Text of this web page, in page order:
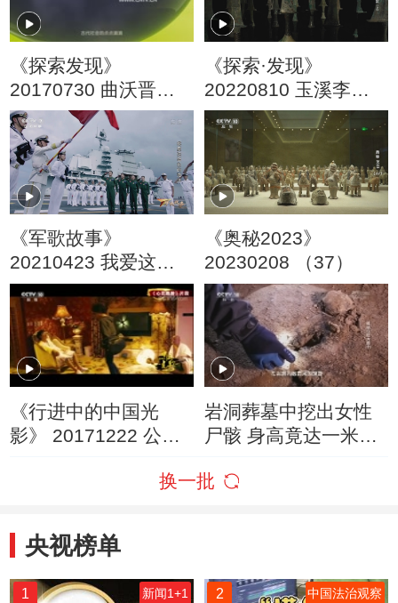
《探索发现》
20170730 曲沃晋国
大墓发掘记（下）
《探索·发现》
20220810 玉溪李家
山遗址（上）
《军歌故事》
20210423 我爱这蓝
色的海洋
《奥秘2023》
20230208 （37）
《行进中的中国光
影》 20171222 公路
岩洞葬墓中挖出女性
尸骸 身高竟达一米七
换一批
央视榜单
1 新闻1+1 2 中国法治观察